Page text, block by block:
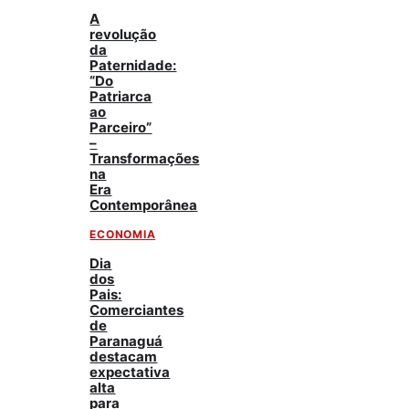
A
revolução
da
Paternidade:
“Do
Patriarca
ao
Parceiro”
–
Transformações
na
Era
Contemporânea
ECONOMIA
Dia
dos
Pais:
Comerciantes
de
Paranaguá
destacam
expectativa
alta
para